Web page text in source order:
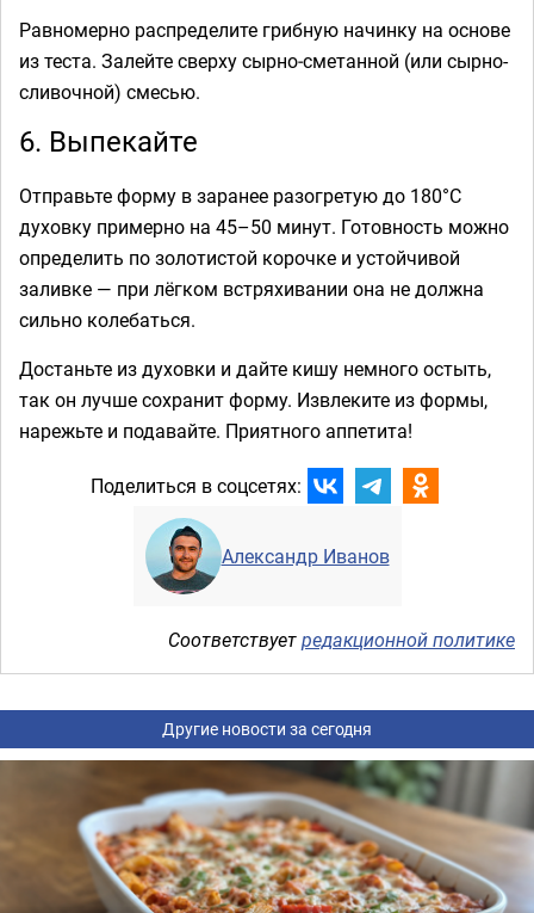
Равномерно распределите грибную начинку на основе
из теста. Залейте сверху сырно‑сметанной (или сырно-
сливочной) смесью.
6. Выпекайте
Отправьте форму в заранее разогретую до 180°C
духовку примерно на 45–50 минут. Готовность можно
определить по золотистой корочке и устойчивой
заливке — при лёгком встряхивании она не должна
сильно колебаться.
Достаньте из духовки и дайте кишу немного остыть,
так он лучше сохранит форму. Извлеките из формы,
нарежьте и подавайте. Приятного аппетита!
Поделиться в соцсетях:
Александр Иванов
Соответствуетредакционной политике
Другие новости за сегодня